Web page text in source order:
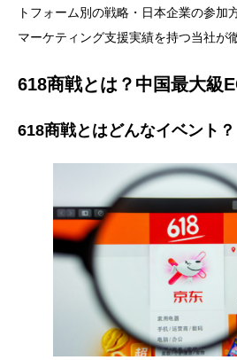
トフォーム別の戦略・日本企業の参加
マーケティング支援実績を持つ当社が
618商戦とは？中国最大級
618商戦とはどんなイベント？